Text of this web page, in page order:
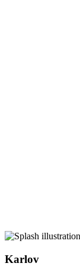
Karlov